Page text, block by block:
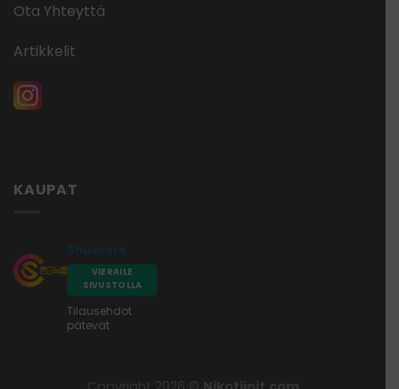
Ota Yhteyttä
Artikkelit
KAUPAT
Snuscore
VIERAILE
SIVUSTOLLA
Tilausehdot
pätevät